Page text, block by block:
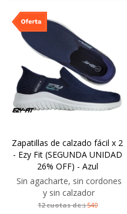
Zapatillas de calzado fácil x 2
- Ezy Fit (SEGUNDA UNIDAD
26% OFF) - Azul
Sin agacharte, sin cordones
y sin calzador
12 cuotas de:$540